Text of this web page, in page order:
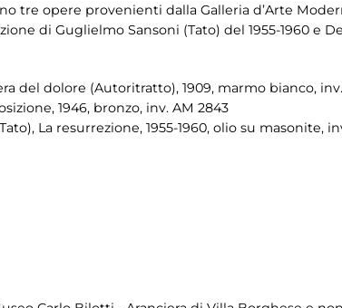
tre opere provenienti dalla Galleria d’Arte
di Guglielmo Sansoni (Tato) del 1955-1960 e
del dolore (Autoritratto), 1909, marmo bianco, inv.
1946, bronzo, inv. AM 2843
La resurrezione, 1955-1960, olio su masonite,